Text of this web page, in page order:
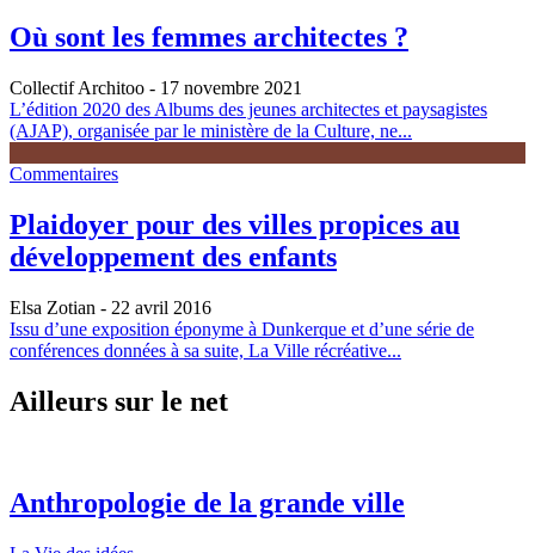
Où sont les femmes architectes ?
Collectif Architoo - 17 novembre 2021
L’édition 2020 des Albums des jeunes architectes et paysagistes
(AJAP), organisée par le ministère de la Culture, ne...
Commentaires
Plaidoyer pour des villes propices au
développement des enfants
Elsa Zotian - 22 avril 2016
Issu d’une exposition éponyme à Dunkerque et d’une série de
conférences données à sa suite, La Ville récréative...
Ailleurs sur le net
Anthropologie de la grande ville